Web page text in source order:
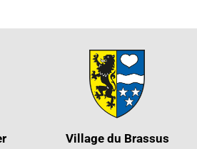
Village du Brassus